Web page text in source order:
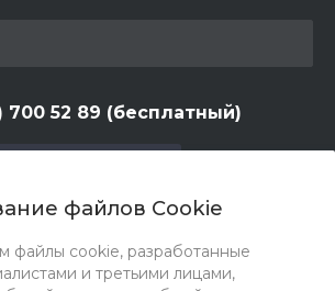
файлов Cookie
файлы cookie, разработанные
и третьими лицами,
700 52 89 (бесплатный)
zakaz@huntlandia.ru
Адмирала Макарова, д. 6, стр. 13, 4-й
этаж